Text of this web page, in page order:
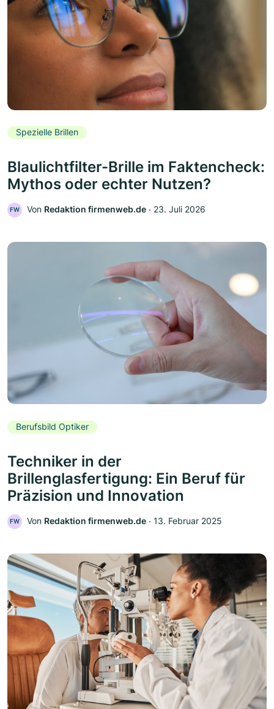
Spezielle Brillen
Blaulichtfilter-Brille im Faktencheck:
Mythos oder echter Nutzen?
FW Von Redaktion firmenweb.de ‧ 23. Juli 2026
Berufsbild Optiker
Techniker in der
Brillenglasfertigung: Ein Beruf für
Präzision und Innovation
FW Von Redaktion firmenweb.de ‧ 13. Februar 2025